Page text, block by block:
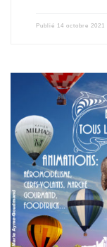
Publié 14 octobre 2021
Nous serons